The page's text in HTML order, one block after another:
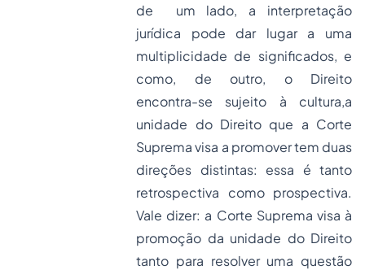
de um lado, a interpretação
jurídica pode dar lugar a uma
multiplicidade de significados, e
como, de outro, o Direito
encontra-se sujeito à cultura,a
unidade do Direito que a Corte
Suprema visa a promover tem duas
direções distintas: essa é tanto
retrospectiva como prospectiva.
Vale dizer: a Corte Suprema visa à
promoção da unidade do Direito
tanto para resolver uma questão